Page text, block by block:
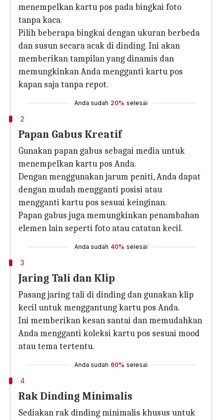
menempelkan kartu pos pada bingkai foto
tanpa kaca.
Pilih beberapa bingkai dengan ukuran berbeda
dan susun secara acak di dinding. Ini akan
memberikan tampilan yang dinamis dan
memungkinkan Anda mengganti kartu pos
kapan saja tanpa repot.
Anda sudah 20% selesai
2
Papan Gabus Kreatif
Gunakan papan gabus sebagai media untuk
menempelkan kartu pos Anda.
Dengan menggunakan jarum peniti, Anda dapat
dengan mudah mengganti posisi atau
mengganti kartu pos sesuai keinginan.
Papan gabus juga memungkinkan penambahan
elemen lain seperti foto atau catatan kecil.
Anda sudah 40% selesai
3
Jaring Tali dan Klip
Pasang jaring tali di dinding dan gunakan klip
kecil untuk menggantung kartu pos Anda.
Ini memberikan kesan santai dan memudahkan
Anda mengganti koleksi kartu pos sesuai mood
atau tema tertentu.
Anda sudah 60% selesai
4
Rak Dinding Minimalis
Sediakan rak dinding minimalis khusus untuk